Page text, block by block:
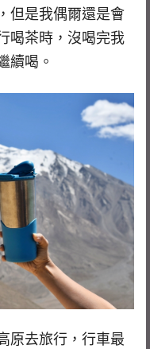
但是我偶爾還是會
喝茶時，沒喝完我
續喝。
原去旅行，行車最